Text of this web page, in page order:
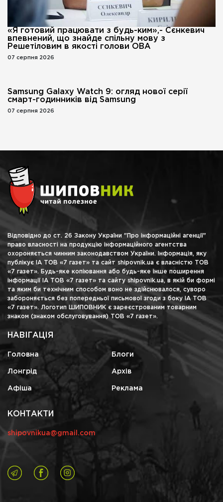
«Я готовий працювати з будь-ким»,- Сєнкевич
впевнений, що знайде спільну мову з
Решетіловим в якості голови ОВА
07 серпня 2026
Samsung Galaxy Watch 9: огляд нової серії
смарт-годинників від Samsung
07 серпня 2026
Відповідно до ст. 26 Закону України "Про інформаційні агенції"
право власності на продукцію інформаційного агентства
охороняється чинним законодавством України. Інформація, яку
публікує ІА ТОВ «7 газет» та сайт shipovnik.ua є власністю ТОВ
«7 газет». Будь-яке копіювання або будь-яке інше поширення
інформації ІА ТОВ «7 газет» та сайту shipovnik.ua, в якій би формі
та яким би технічним способом воно не здійснювалося, суворо
забороняється без попередньої письмової згоди з боку ІА ТОВ
«7 газет». Логотип ШИПОВНИК є зареєстрованим товарним
знаком (знаком обслуговування) ТОВ «7 газет».
НАВІГАЦІЯ
Головна Блоги
Лонгрід Архів
Афіша Реклама
КОНТАКТИ
shipovnikua@gmail.com